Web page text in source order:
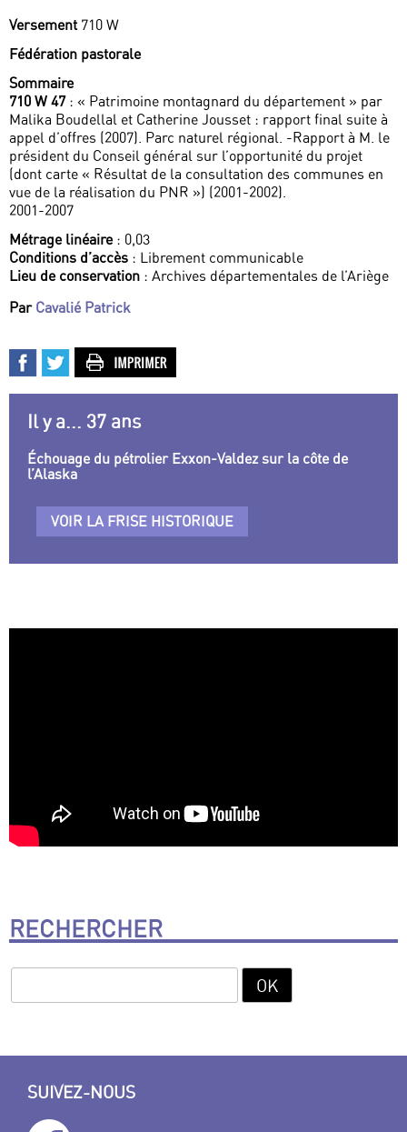
Versement 710 W
Fédération pastorale
Sommaire
710 W 47: « Patrimoine montagnard du département » par
Malika Boudellal et Catherine Jousset : rapport final suite à
appel d’offres (2007). Parc naturel régional. -Rapport à M. le
président du Conseil général sur l’opportunité du projet
(dont carte « Résultat de la consultation des communes en
vue de la réalisation du PNR ») (2001-2002).
2001-2007
Métrage linéaire: 0,03
Conditions d’accès : Librement communicable
Lieu de conservation : Archives départementales de l’Ariège
Par Cavalié Patrick
Il y a... 37 ans
Échouage du pétrolier Exxon-Valdez sur la côte de
l’Alaska
VOIR LA FRISE HISTORIQUE
RECHERCHER
SUIVEZ-NOUS